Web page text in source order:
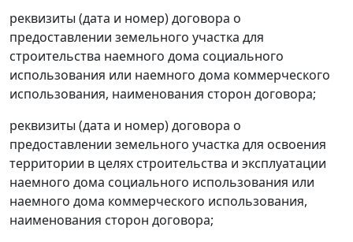
реквизиты (дата и номер) договора о
предоставлении земельного участка для
строительства наемного дома социального
использования или наемного дома коммерческого
использования, наименования сторон договора;
реквизиты (дата и номер) договора о
предоставлении земельного участка для освоения
территории в целях строительства и эксплуатации
наемного дома социального использования или
наемного дома коммерческого использования,
наименования сторон договора;